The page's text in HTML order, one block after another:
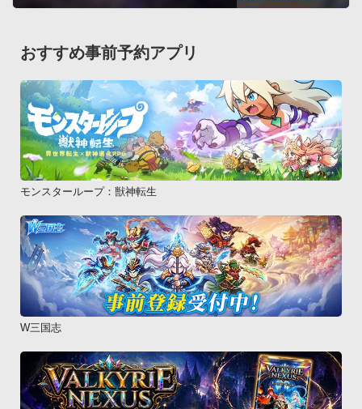
おすすめ事前予約アプリ
モンスターループ：獣神転生
W三国志